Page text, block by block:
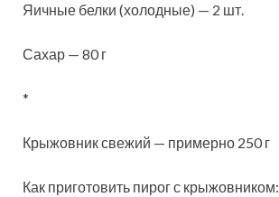
Яичные белки (холодные) — 2 шт.
Сахар — 80 г
*
Крыжовник свежий — примерно 250 г
Как приготовить пирог с крыжовником: